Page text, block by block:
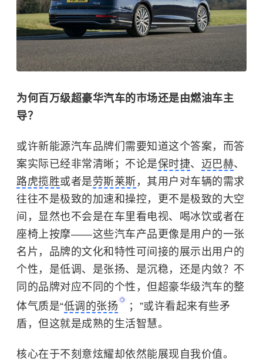
为何百万级超豪华汽车的市场还是由燃油车主
导？
或许新能源汽车品牌们需要知道这个答案，而答
案实际已经非常清晰；不论是保时捷、 迈巴赫、
路虎揽胜或者是劳斯莱斯 ，其用户对车辆的需求
往往不是极致的加速和操控，更不是极致的大空
间，显然也不会是在车里看电视、喝冰饮或者在
座椅上按摩——这些汽车产品更像是用户的一张
名片，品牌的文化和特性可间接的展示出用户的
个性，是低调、是张扬、是沉稳，还是内敛？不
同的品牌对应不同的个性，但超豪华级汽车的整
体气质是“低调的张扬
；”或许看起来有些矛
盾，但这就是成熟的生活智慧。
核心在于不刻意炫耀却依然能展现自我价值。